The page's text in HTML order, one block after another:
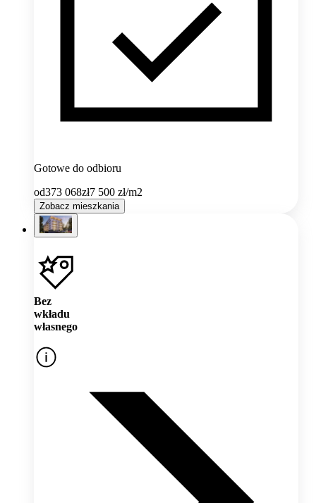
Gotowe do odbioru
od373 068zł7 500 zł/m2
Zobacz mieszkania
Bez
wkładu
własnego